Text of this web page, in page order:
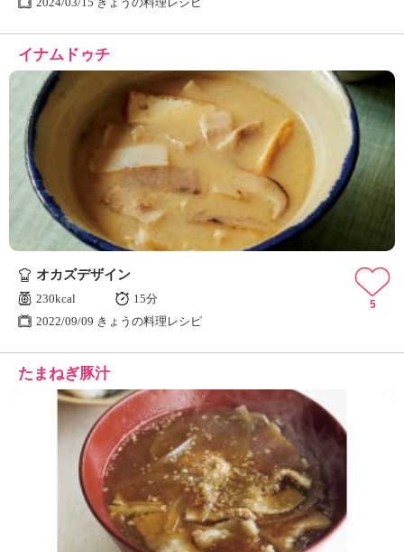
イナムドゥチ
オカズデザイン
230kcal
15分
2022/09/09 きょうの料理レシピ
5
たまねぎ豚汁